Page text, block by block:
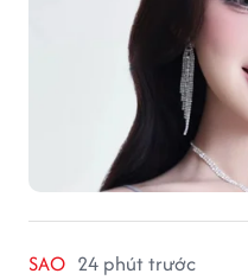
SAO 24 phút trước